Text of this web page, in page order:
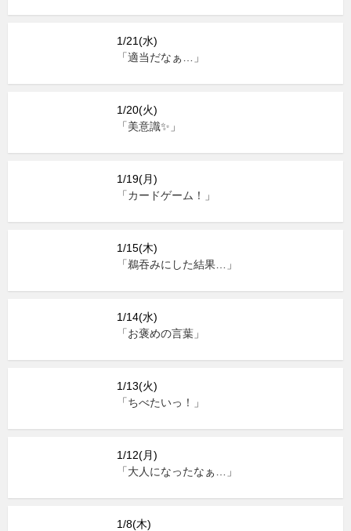
1/21(水)
「適当だなぁ…」
1/20(火)
「美意識✨」
1/19(月)
「カードゲーム！」
1/15(木)
「鵜吞みにした結果…」
1/14(水)
「お褒めの言葉」
1/13(火)
「ちべたいっ！」
1/12(月)
「大人になったなぁ…」
1/8(木)